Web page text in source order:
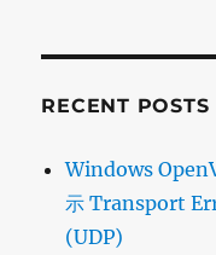
RECENT POSTS
Windows
示 Transport
(UDP)